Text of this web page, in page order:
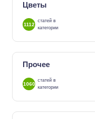
Цветы
1112
статей в
категории
Прочее
1060
статей в
категории